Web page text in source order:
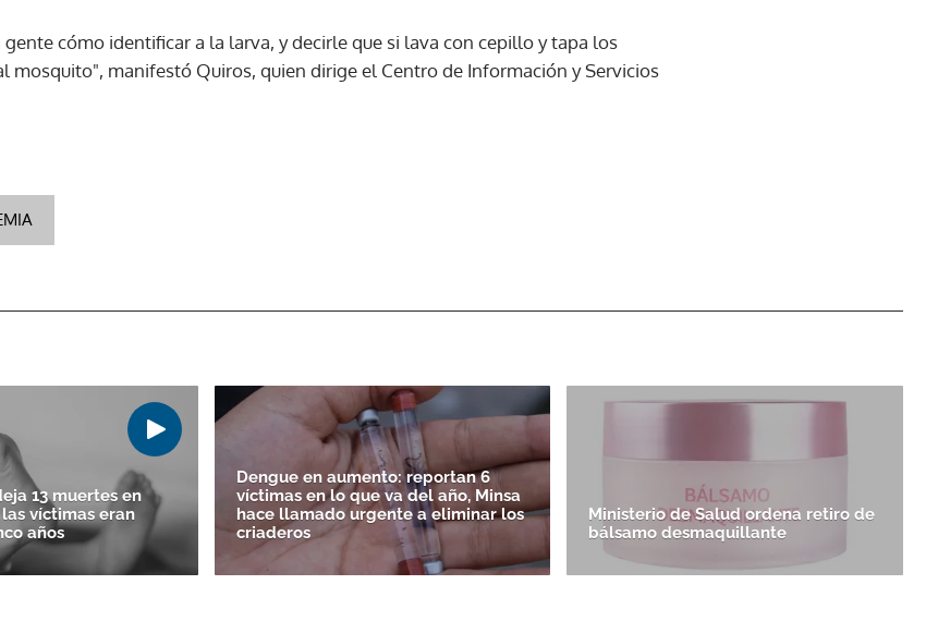
cómo identificar a la larva, y decirle que si lava con cepillo y tapa los
mosquito", manifestó Quiros, quien dirige el Centro de Información y Servicios
13 muertes en
las víctimas eran
años
Dengue en aumento: reportan 6
víctimas en lo que va del año, Minsa
hace llamado urgente a eliminar los
criaderos
Ministerio de Salud ordena retiro de
bálsamo desmaquillante